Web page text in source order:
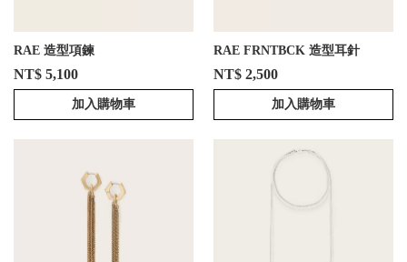
RAE 造型項鍊
NT$ 5,100
加入購物車
RAE FRNTBCK 造型耳針
NT$ 2,500
加入購物車